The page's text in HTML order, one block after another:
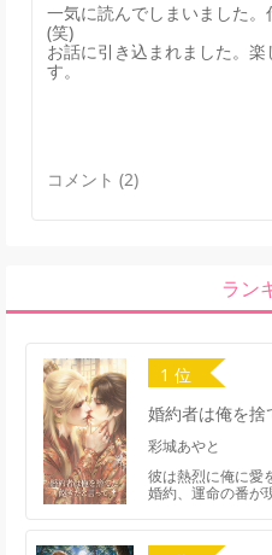
一気に読んでしまいました。
(笑)
お話に引き込まれました。楽
す。
コメント (2)
ラン
1 位
婚約者は俺を捨
彩城あやと
彼は熱烈に俺に愛
婚約、運命の番が